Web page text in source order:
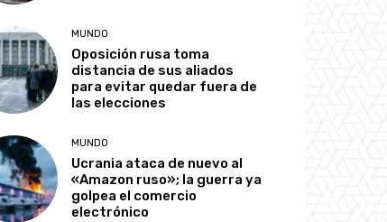
MUNDO
Oposición rusa toma
distancia de sus aliados
para evitar quedar fuera de
las elecciones
MUNDO
Ucrania ataca de nuevo al
«Amazon ruso»; la guerra ya
golpea el comercio
electrónico